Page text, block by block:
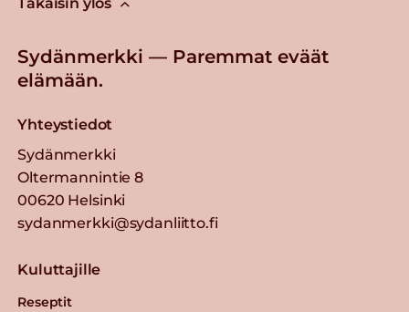
Sydänmerkki — Paremmat eväät
elämään.
Yhteystiedot
Sydänmerkki
Oltermannintie 8
00620 Helsinki
sydanmerkki@sydanliitto.fi
Kuluttajille
Reseptit